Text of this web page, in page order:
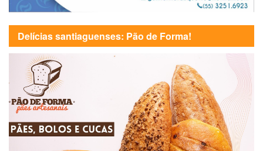
Delícias santiaguenses: Pão de Forma!